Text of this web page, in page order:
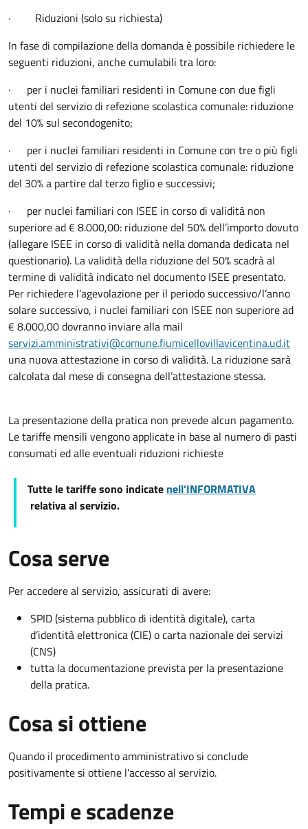
· Riduzioni (solo su richiesta)
In fase di compilazione della domanda è possibile richiedere le
seguenti riduzioni, anche cumulabili tra loro:
· per i nuclei familiari residenti in Comune con due figli
utenti del servizio di refezione scolastica comunale: riduzione
del 10% sul secondogenito;
· per i nuclei familiari residenti in Comune con tre o più figli
utenti del servizio di refezione scolastica comunale: riduzione
del 30% a partire dal terzo figlio e successivi;
· per nuclei familiari con ISEE in corso di validità non
superiore ad € 8.000,00: riduzione del 50% dell’importo dovuto
(allegare ISEE in corso di validità nella domanda dedicata nel
questionario). La validità della riduzione del 50% scadrà al
termine di validità indicato nel documento ISEE presentato.
Per richiedere l’agevolazione per il periodo successivo/l’anno
solare successivo, i nuclei familiari con ISEE non superiore ad
€ 8.000,00 dovranno inviare alla mail
servizi.amministrativi@comune.fiumicellovillavicentina.ud.it
una nuova attestazione in corso di validità. La riduzione sarà
calcolata dal mese di consegna dell’attestazione stessa.
La presentazione della pratica non prevede alcun pagamento.
Le tariffe mensili vengono applicate in base al numero di pasti
consumati ed alle eventuali riduzioni richieste
Tutte le tariffe sono indicate nell’INFORMATIVA
relativa al servizio.
Cosa serve
Per accedere al servizio, assicurati di avere:
SPID (sistema pubblico di identità digitale), carta
d’identità elettronica (CIE) o carta nazionale dei servizi
(CNS)
tutta la documentazione prevista per la presentazione
della pratica.
Cosa si ottiene
Quando il procedimento amministrativo si conclude
positivamente si ottiene l'accesso al servizio.
Tempi e scadenze